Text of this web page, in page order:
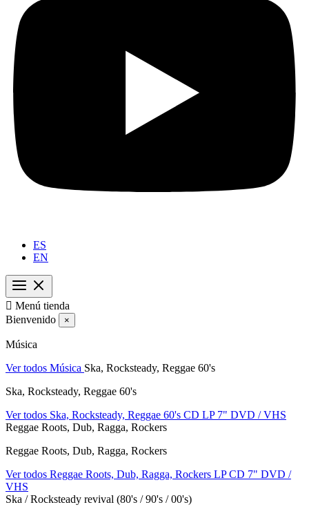
ES
EN
 Menú tienda
Bienvenido
×
Música
Ver todos Música Ska, Rocksteady, Reggae 60's
Ska, Rocksteady, Reggae 60's
Ver todos Ska, Rocksteady, Reggae 60's CD LP 7" DVD / VHS
Reggae Roots, Dub, Ragga, Rockers
Reggae Roots, Dub, Ragga, Rockers
Ver todos Reggae Roots, Dub, Ragga, Rockers LPCD 7" DVD /
VHS
Ska / Rocksteady revival (80's / 90's / 00's)